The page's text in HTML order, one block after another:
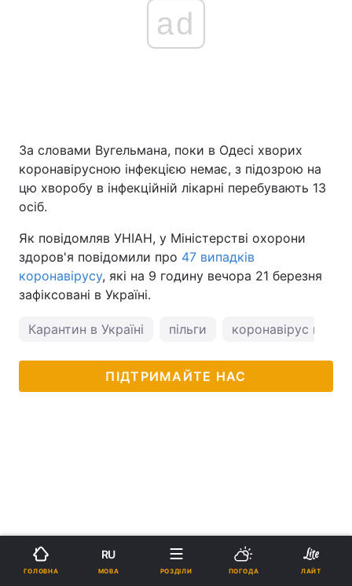
ad
За словами Вугельмана, поки в Одесі хворих
коронавірусною інфекцією немає, з підозрою на
цю хворобу в інфекційній лікарні перебувають 13
осіб.
Як повідомляв УНІАН, у Міністерстві охорони
здоров'я повідомили про 47 випадків
коронавірусу, які на 9 годину вечора 21 березня
зафіксовані в Україні.
Карантин в Україні пільги коронавірус в
ПІДТРИМАЙТЕ НАС
ГОЛОВНА
RU
МОВА РОЗДІЛИ ПОГОДА ЛАЙТ